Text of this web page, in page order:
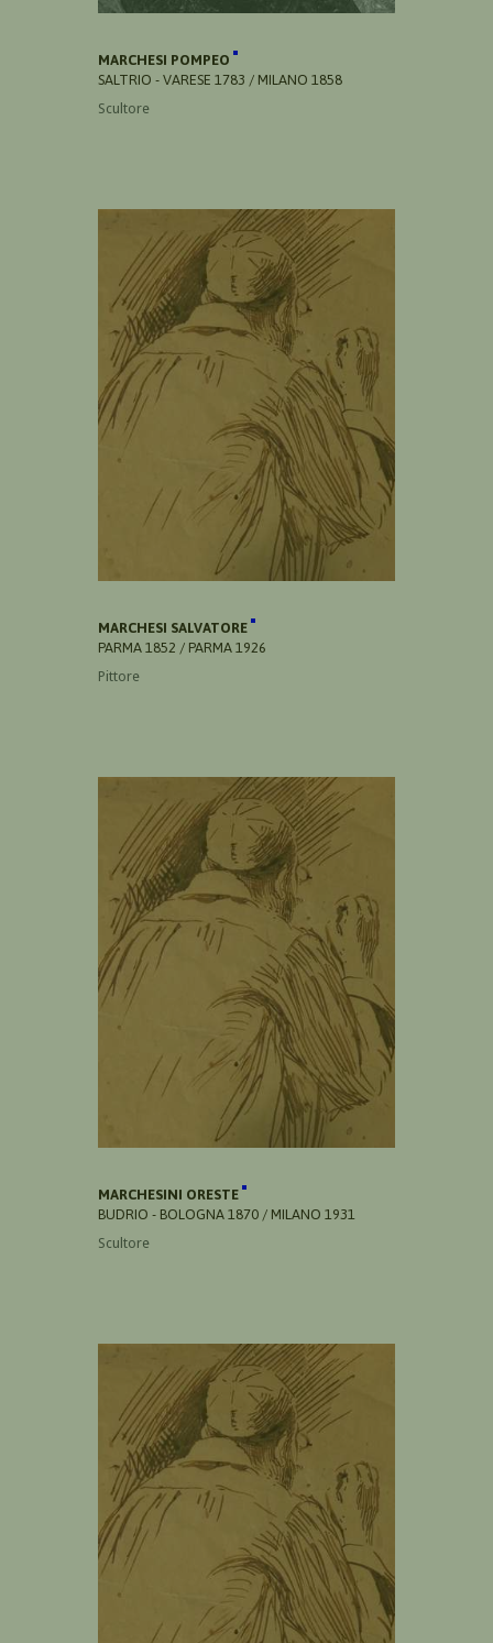
MARCHESI POMPEO
SALTRIO - VARESE 1783 / MILANO 1858
Scultore
MARCHESI SALVATORE
PARMA 1852 / PARMA 1926
Pittore
MARCHESINI ORESTE
BUDRIO - BOLOGNA 1870 / MILANO 1931
Scultore